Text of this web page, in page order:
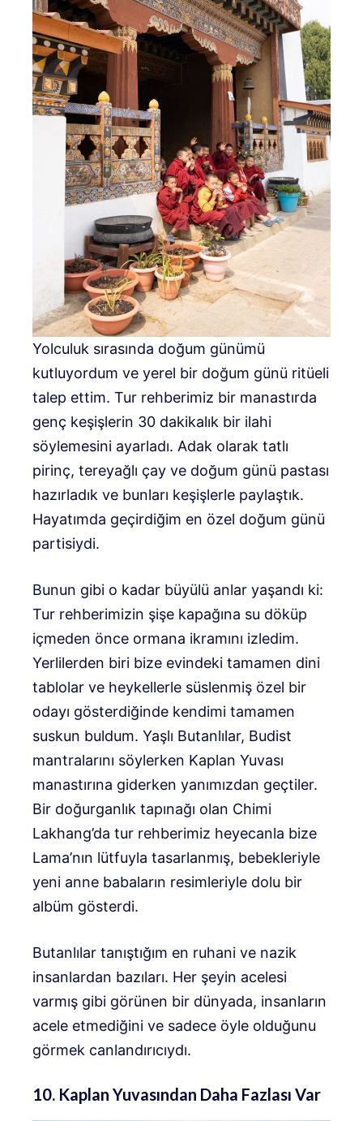
Yolculuk sırasında doğum günümü
kutluyordum ve yerel bir doğum günü ritüeli
talep ettim. Tur rehberimiz bir manastırda
genç keşişlerin 30 dakikalık bir ilahi
söylemesini ayarladı. Adak olarak tatlı
pirinç, tereyağlı çay ve doğum günü pastası
hazırladık ve bunları keşişlerle paylaştık.
Hayatımda geçirdiğim en özel doğum günü
partisiydi.
Bunun gibi o kadar büyülü anlar yaşandı ki:
Tur rehberimizin şişe kapağına su döküp
içmeden önce ormana ikramını izledim.
Yerlilerden biri bize evindeki tamamen dini
tablolar ve heykellerle süslenmiş özel bir
odayı gösterdiğinde kendimi tamamen
suskun buldum. Yaşlı Butanlılar, Budist
mantralarını söylerken Kaplan Yuvası
manastırına giderken yanımızdan geçtiler.
Bir doğurganlık tapınağı olan Chimi
Lakhang’da tur rehberimiz heyecanla bize
Lama’nın lütfuyla tasarlanmış, bebekleriyle
yeni anne babaların resimleriyle dolu bir
albüm gösterdi.
Butanlılar tanıştığım en ruhani ve nazik
insanlardan bazıları. Her şeyin acelesi
varmış gibi görünen bir dünyada, insanların
acele etmediğini ve sadece öyle olduğunu
görmek canlandırıcıydı.
10. Kaplan Yuvasından Daha Fazlası Var